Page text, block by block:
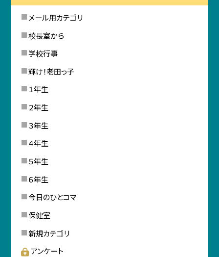
メール用カテゴリ
校長室から
学校行事
輝け！老田っ子
１年生
２年生
３年生
４年生
５年生
６年生
今日のひとコマ
保健室
新規カテゴリ
アンケート